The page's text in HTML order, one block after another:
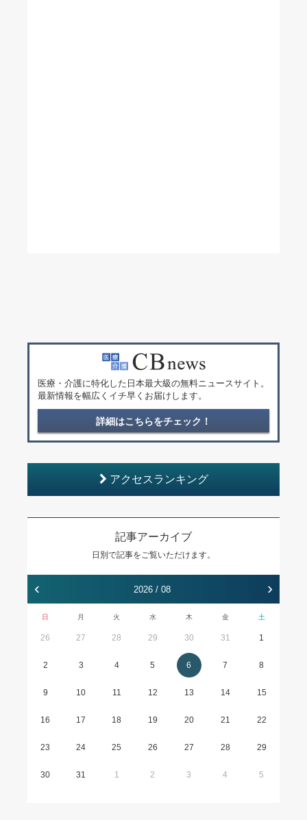
医療・介護に特化した日本最大級の無料ニュースサイト。
最新情報を幅広くイチ早くお届けします。
詳細はこちらをチェック！
アクセスランキング
記事アーカイブ
日別で記事をご覧いただけます。
‹ 2026 / 08 ›
日 月 火 水 木 金 土
26 27 28 29 30 31 1
2 3 4 5 6 7 8
9 10 11 12 13 14 15
16 17 18 19 20 21 22
23 24 25 26 27 28 29
30 31 1 2 3 4 5